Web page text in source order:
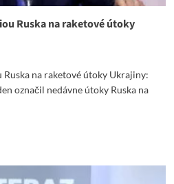
Ruska na raketové útoky
na raketové útoky Ukrajiny:
označil nedávne útoky Ruska na